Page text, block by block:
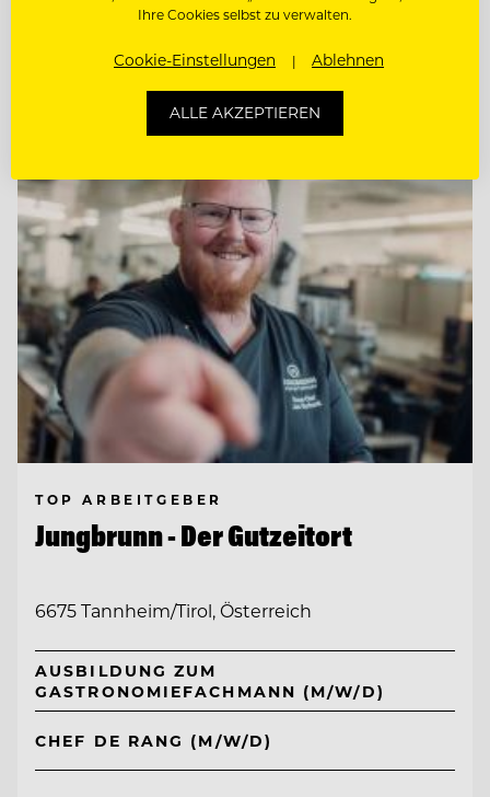
WIRTSHAUSKÜCHE & FINE DINING
Entdecke alle Jobs
TOP ARBEITGEBER
Jungbrunn - Der Gutzeitort
6675 Tannheim/Tirol, Österreich
AUSBILDUNG ZUM
GASTRONOMIEFACHMANN (M/W/D)
CHEF DE RANG (M/W/D)
Ihre Cookies selbst zu verwalten.
Cookie-Einstellungen Ablehnen
ALLE AKZEPTIEREN